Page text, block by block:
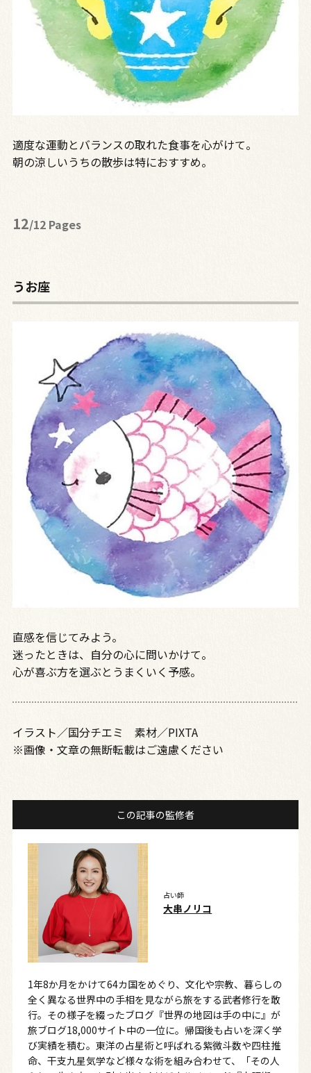
適度な運動とバランスの取れた食事を心がけて。
朝の涼しいうちの散歩は特におすすめ。
12/12 Pages
うお座
直感を信じてみよう。
迷ったときは、自分の心に問いかけて。
心が喜ぶ方を選ぶとうまくいく予感。
イラスト／国分チエミ 素材／PIXTA
※画像・文章の無断転載はご遠慮ください
この記事の監修者
占い師
大串ノリコ
1年8か月をかけて64カ国をめぐり、文化や宗教、暮らしの
全く異なる世界中の手相を見ながら旅をする武者修行を敢
行。その様子を綴ったブログ『世界の地図は手の中に』が
旅ブログ18,000サイト中の一位に。帰国後も占いを深く学
び実績を積む。東洋の占星術と呼ばれる紫微斗数や四柱推
命、干支九星気学など様々な術を組み合わせて、「その人